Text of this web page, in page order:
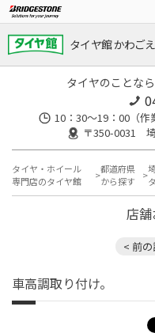
タイヤ館 かわごえ
タイヤのことな
10：30～19：00（作
〒350-0031
タイヤ・ホイール
専門店のタイヤ館
都道府県
から探す
店
< 前
車高調取り付け。